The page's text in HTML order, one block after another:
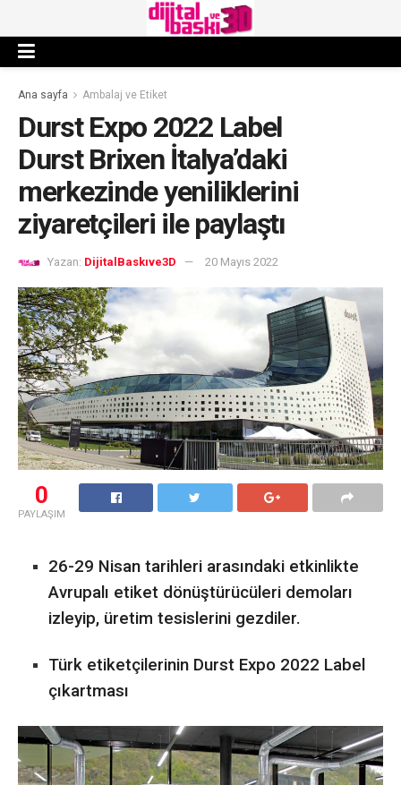
Ana sayfa Ambalaj ve Etiket
Durst Expo 2022 Label
Durst Brixen İtalya’daki
merkezinde yeniliklerini
ziyaretçileri ile paylaştı
Yazan: DijitalBaskıve3D 20 Mayıs 2022
0
PAYLAŞIM
26-29 Nisan tarihleri arasındaki etkinlikte
Avrupalı etiket dönüştürücüleri demoları
izleyip, üretim tesislerini gezdiler.
Türk etiketçilerinin Durst Expo 2022 Label
çıkartması